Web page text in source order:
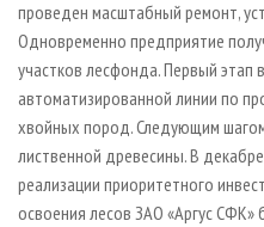
проведен масштабный ремонт,
Одновременно предприятие
участков лесфонда. Первый этап
автоматизированной линии по
хвойных пород. Следующим
лиственной древесины. В
реализации приоритетного
освоения лесов ЗАО «Аргус